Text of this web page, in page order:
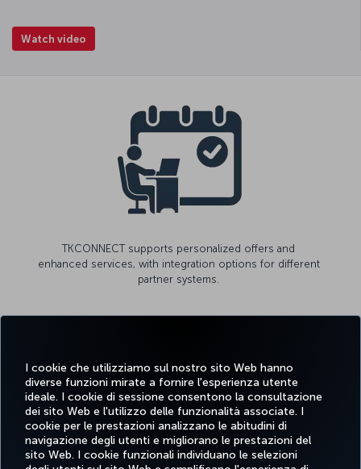
I cookie che utilizziamo sul nostro sito Web hanno
diverse funzioni mirate a fornire l'esperienza utente
ideale. I cookie di sessione consentono la consultazione
dei sito Web e l'utilizzo delle funzionalità associate. I
cookie per le prestazioni analizzano le abitudini di
navigazione degli utenti e migliorano le prestazioni del
sito Web. I cookie funzionali individuano le selezioni
Watch video
TKCONNECT supports personalized offers and
enhanced services, with integration options for different
partner systems.
Facebook
TwitterInstagram
YouTubeLinkedIn
TikTokBlog